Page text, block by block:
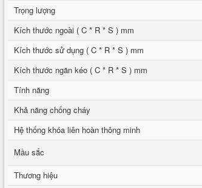
Trọng lượng
Kích thước ngoài ( C * R * S ) mm
Kích thước sử dụng ( C * R * S ) mm
Kích thước ngăn kéo ( C * R * S ) mm
Tính năng
Khả năng chống cháy
Hệ thống khóa liên hoàn thông minh
Mầu sắc
Thương hiệu